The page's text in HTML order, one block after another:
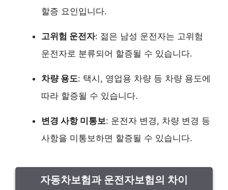
할증 요인입니다.
고위험 운전자: 젊은 남성 운전자는 고위험
운전자로 분류되어 할증될 수 있습니다.
차량 용도: 택시, 영업용 차량 등 차량 용도에
따라 할증될 수 있습니다.
변경 사항 미통보: 운전자 변경, 차량 변경 등
사항을 미통보하면 할증될 수 있습니다.
자동차보험과 운전자보험의 차이